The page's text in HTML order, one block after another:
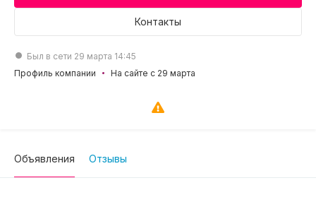
Контакты
Был в сети 29 марта 14:45
Профиль компании
На сайте с 29 марта
Объявления Отзывы